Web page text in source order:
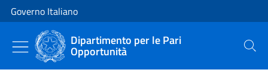
Vai al contenuto
Vai alla navigazione del sito
Governo Italiano
Dipartimento per le Pari
Opportunità Cerca